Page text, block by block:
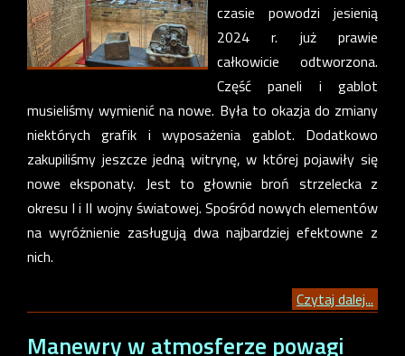
czasie powodzi jesienią
2024 r. już prawie
całkowicie odtworzona.
Część paneli i gablot
musieliśmy wymienić na nowe. Była to okazja do zmiany
niektórych grafik i wyposażenia gablot. Dodatkowo
zakupiliśmy jeszcze jedną witrynę, w której pojawiły się
nowe eksponaty. Jest to głownie broń strzelecka z
okresu I i II wojny światowej. Spośród nowych elementów
na wyróżnienie zasługują dwa najbardziej efektowne z
nich.
Czytaj dalej...
Manewry w atmosferze powagi